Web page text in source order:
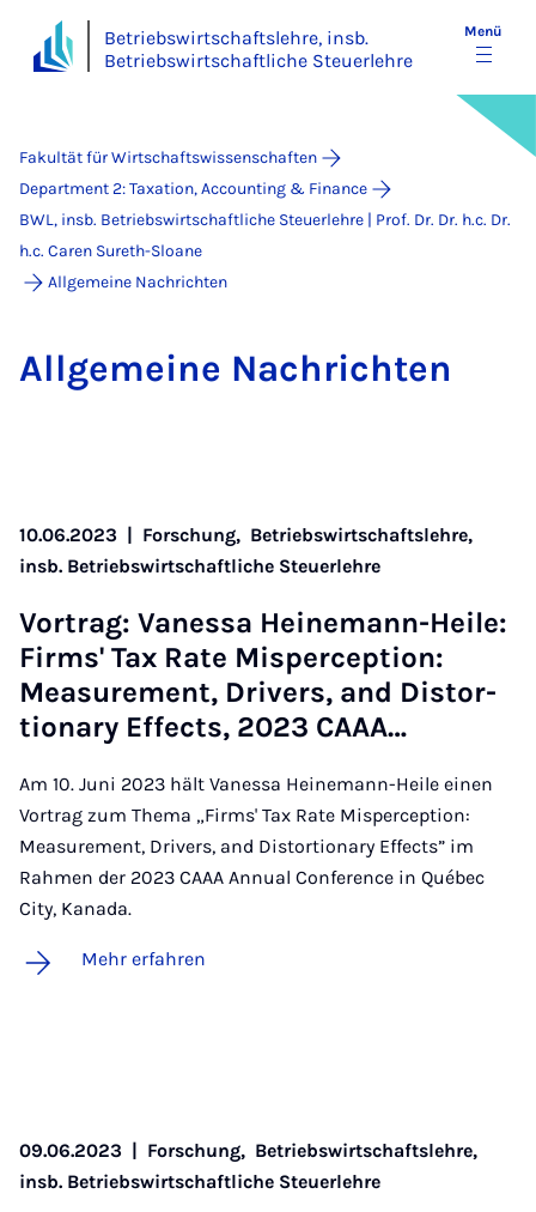
Betriebswirtschaftslehre, insb.
Betriebswirtschaftliche Steuerlehre
Menü
Fakultät für Wirtschaftswissenschaften
Department 2: Taxation, Accounting & Finance
BWL, insb. Betriebswirtschaftliche Steuerlehre | Prof. Dr. Dr. h.c. Dr.
h.c. Caren Sureth-Sloane
Allgemeine Nachrichten
All­ge­mei­ne Nach­rich­ten
10.06.2023 | Forschung, Betriebswirtschaftslehre,
insb. Betriebswirtschaftliche Steuerlehre
Vor­trag: Va­nes­sa Hei­ne­mann-Hei­le:
Firms' Tax Ra­te Mis­per­cep­ti­on:
Mea­su­re­ment, Dri­vers, and Dis­tor­
ti­o­na­ry Ef­fects, 2023 CAAA…
Am 10. Juni 2023 hält Vanessa Heinemann-Heile einen
Vortrag zum Thema „Firms' Tax Rate Misperception:
Measurement, Drivers, and Distortionary Effects” im
Rahmen der 2023 CAAA Annual Conference in Québec
City, Kanada.
Mehr erfahren
09.06.2023 | Forschung, Betriebswirtschaftslehre,
insb. Betriebswirtschaftliche Steuerlehre